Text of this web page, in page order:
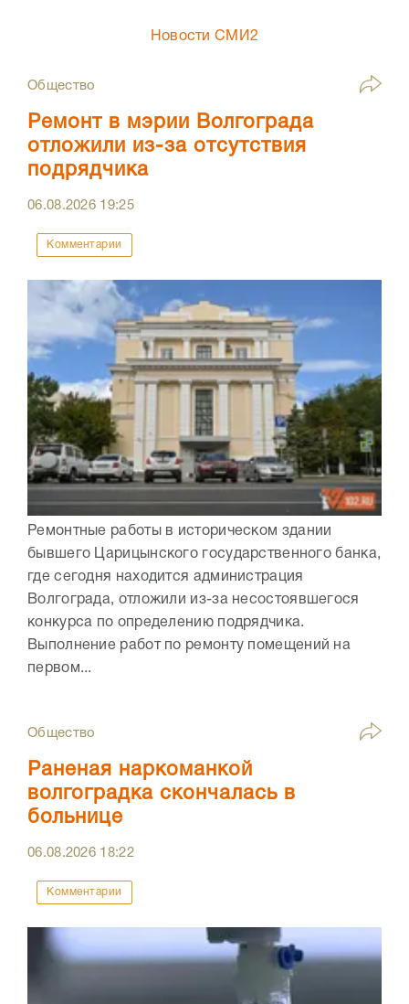
Новости СМИ2
Общество
Ремонт в мэрии Волгограда
отложили из-за отсутствия
подрядчика
06.08.2026 19:25
Комментарии
Ремонтные работы в историческом здании
бывшего Царицынского государственного банка,
где сегодня находится администрация
Волгограда, отложили из-за несостоявшегося
конкурса по определению подрядчика.
Выполнение работ по ремонту помещений на
первом...
Общество
Раненая наркоманкой
волгоградка скончалась в
больнице
06.08.2026 18:22
Комментарии